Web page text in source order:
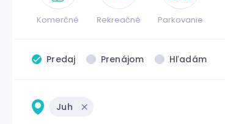
Komerčné Rekreačné Parkovanie
Predaj Prenájom Hľadám
Juh